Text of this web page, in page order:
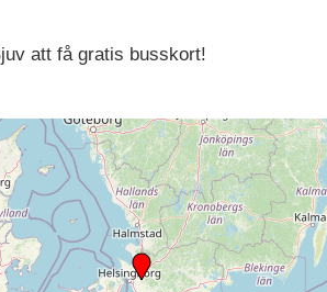
att få gratis busskort!